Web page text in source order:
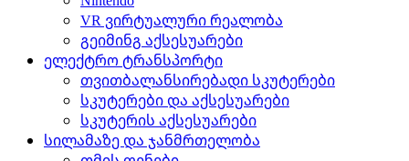
VR ვირტუალური რეალობა
გეიმინგ აქსესუარები
ელექტრო ტრანსპორტი
თვითბალანსირებადი სკუტერები
სკუტერები და აქსესუარები
სკუტერის აქსესუარები
სილამაზე და ჯანმრთელობა